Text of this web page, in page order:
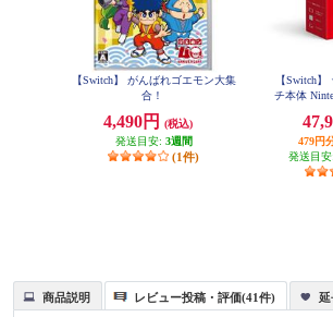
【Switch】 がんばれゴエモン大集
合！
4,490円
(税込)
発送目安: 3週間
(1件)
【Switch
チ本体
479円
発送目安:
商品説明 レビュー投稿・評価(41件) 延